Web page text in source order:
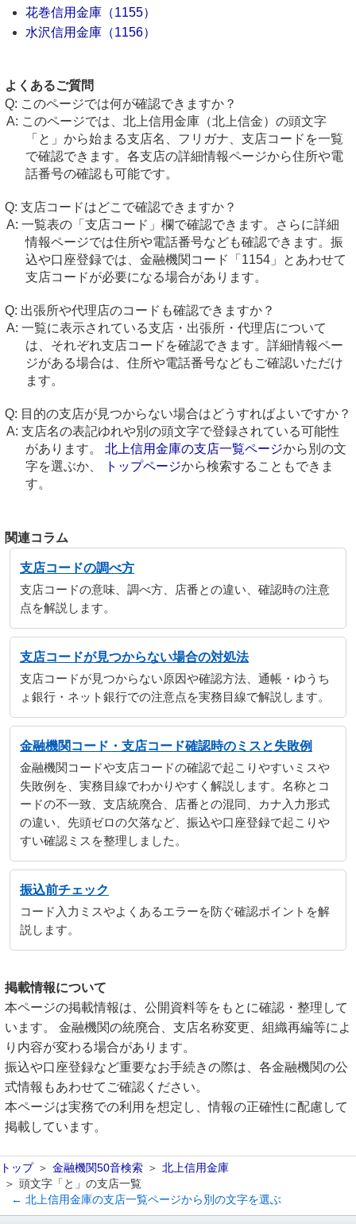
花巻信用金庫（1155）
水沢信用金庫（1156）
よくあるご質問
このページでは何が確認できますか？
このページでは、北上信用金庫（北上信金）の頭文字
「と」から始まる支店名、フリガナ、支店コードを一覧
で確認できます。各支店の詳細情報ページから住所や電
話番号の確認も可能です。
支店コードはどこで確認できますか？
一覧表の「支店コード」欄で確認できます。さらに詳細
情報ページでは住所や電話番号なども確認できます。振
込や口座登録では、金融機関コード「1154」とあわせて
支店コードが必要になる場合があります。
出張所や代理店のコードも確認できますか？
一覧に表示されている支店・出張所・代理店について
は、それぞれ支店コードを確認できます。詳細情報ペー
ジがある場合は、住所や電話番号などもご確認いただけ
ます。
目的の支店が見つからない場合はどうすればよいですか？
支店名の表記ゆれや別の頭文字で登録されている可能性
があります。 北上信用金庫の支店一覧ページから別の文
字を選ぶか、
トップページから検索することもできま
す。
関連コラム
支店コードの調べ方
支店コードの意味、調べ方、店番との違い、確認時の注意
点を解説します。
支店コードが見つからない場合の対処法
支店コードが見つからない原因や確認方法、通帳・ゆうち
ょ銀行・ネット銀行での注意点を実務目線で解説します。
金融機関コード・支店コード確認時のミスと失敗例
金融機関コードや支店コードの確認で起こりやすいミスや
失敗例を、実務目線でわかりやすく解説します。名称とコ
ードの不一致、支店統廃合、店番との混同、カナ入力形式
の違い、先頭ゼロの欠落など、振込や口座登録で起こりや
すい確認ミスを整理しました。
振込前チェック
コード入力ミスやよくあるエラーを防ぐ確認ポイントを解
説します。
掲載情報について
本ページの掲載情報は、公開資料等をもとに確認・整理して
います。 金融機関の統廃合、支店名称変更、組織再編等によ
り内容が変わる場合があります。
振込や口座登録など重要なお手続きの際は、各金融機関の公
式情報もあわせてご確認ください。
本ページは実務での利用を想定し、情報の正確性に配慮して
掲載しています。
トップ 金融機関50音検索
北上信用金庫
頭文字「と」の支店一覧
← 北上信用金庫の支店一覧ページから別の文字を選ぶ